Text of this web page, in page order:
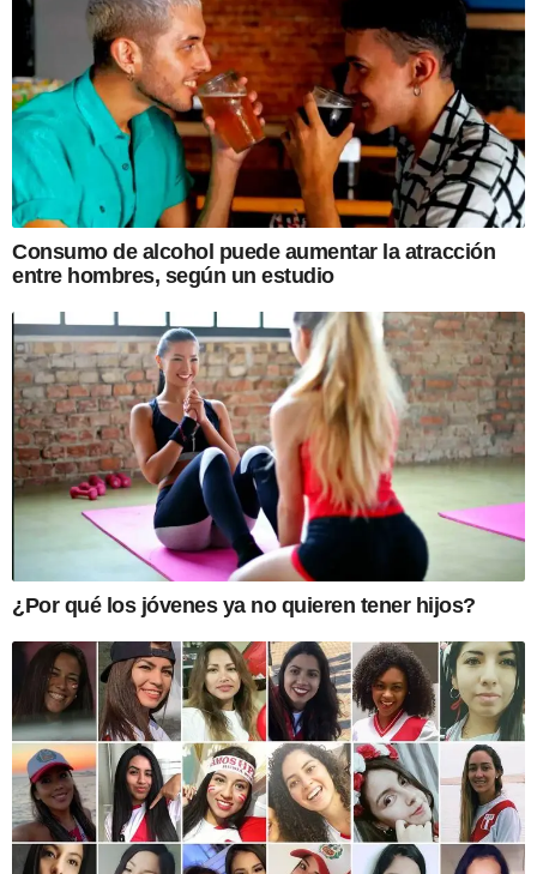
Consumo de alcohol puede aumentar la atracción
entre hombres, según un estudio
¿Por qué los jóvenes ya no quieren tener hijos?